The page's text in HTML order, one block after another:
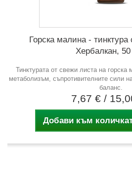
Горска малина - тинктура
Хербалкан,
Тинктурата от свежи листа на
метаболизъм, съпротивителните сили
баланс.
7,67 € /
Добави към